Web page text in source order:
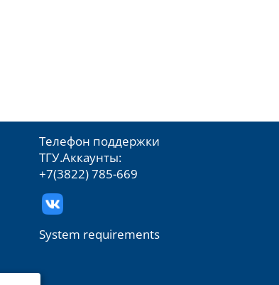
Телефон поддержки
ТГУ.Аккаунты:
+7(3822) 785-669
System requirements